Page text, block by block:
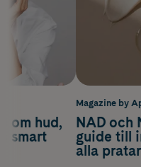
om hud,
smart
Magazine by
NAD och
guide till
alla